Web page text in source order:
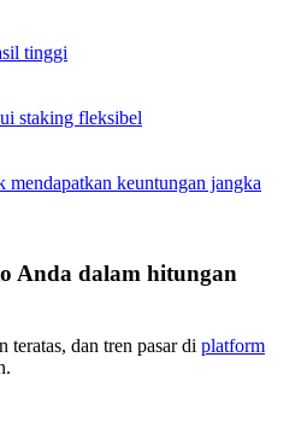
keuntungan
tinggi
staking fleksibel
mendapatkan keuntungan jangka
Anda dalam hitungan
teratas, dan tren pasar di platform